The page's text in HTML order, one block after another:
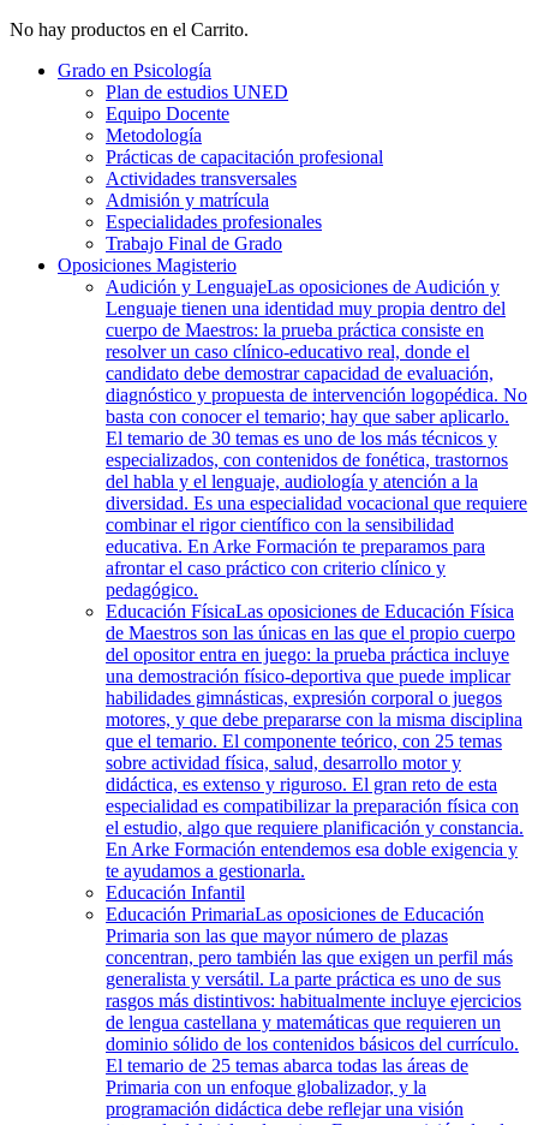
No hay productos en el Carrito.
Grado en Psicología
Plan de estudios UNED
Equipo Docente
Metodología
Prácticas de capacitación profesional
Actividades transversales
Admisión y matrícula
Especialidades profesionales
Trabajo Final de Grado
Oposiciones Magisterio
Audición y LenguajeLas oposiciones de Audición y
Lenguaje tienen una identidad muy propia dentro del
cuerpo de Maestros: la prueba práctica consiste en
resolver un caso clínico-educativo real, donde el
candidato debe demostrar capacidad de evaluación,
diagnóstico y propuesta de intervención logopédica. No
basta con conocer el temario; hay que saber aplicarlo.
El temario de 30 temas es uno de los más técnicos y
especializados, con contenidos de fonética, trastornos
del habla y el lenguaje, audiología y atención a la
diversidad. Es una especialidad vocacional que requiere
combinar el rigor científico con la sensibilidad
educativa. En Arke Formación te preparamos para
afrontar el caso práctico con criterio clínico y
pedagógico.
Educación FísicaLas oposiciones de Educación Física
de Maestros son las únicas en las que el propio cuerpo
del opositor entra en juego: la prueba práctica incluye
una demostración físico-deportiva que puede implicar
habilidades gimnásticas, expresión corporal o juegos
motores, y que debe prepararse con la misma disciplina
que el temario. El componente teórico, con 25 temas
sobre actividad física, salud, desarrollo motor y
didáctica, es extenso y riguroso. El gran reto de esta
especialidad es compatibilizar la preparación física con
el estudio, algo que requiere planificación y constancia.
En Arke Formación entendemos esa doble exigencia y
te ayudamos a gestionarla.
Educación Infantil
Educación PrimariaLas oposiciones de Educación
Primaria son las que mayor número de plazas
concentran, pero también las que exigen un perfil más
generalista y versátil. La parte práctica es uno de sus
rasgos más distintivos: habitualmente incluye ejercicios
de lengua castellana y matemáticas que requieren un
dominio sólido de los contenidos básicos del currículo.
El temario de 25 temas abarca todas las áreas de
Primaria con un enfoque globalizador, y la
programación didáctica debe reflejar una visión